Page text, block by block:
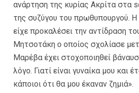
ανάρτηση της κυρίας Ακρίτα στα
της συζύγου του πρωθυπουργού.
είχε προκαλέσει την αντίδραση
Μητσοτάκη ο οποίος σχολίασε
Μαρέβα έχει στοχοποιηθεί
λόγο. Γιατί είναι γυναίκα μου και
κάποιοι ότι θα μου έκαναν ζημιά».